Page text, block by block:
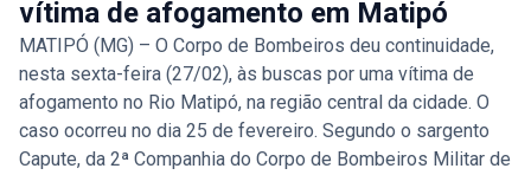
vítima de afogamento em Matipó
MATIPÓ (MG) – O Corpo de Bombeiros deu continuidade,
nesta sexta-feira (27/02), às buscas por uma vítima de
afogamento no Rio Matipó, na região central da cidade. O
caso ocorreu no dia 25 de fevereiro. Segundo o sargento
Capute, da 2ª Companhia do Corpo de Bombeiros Militar de